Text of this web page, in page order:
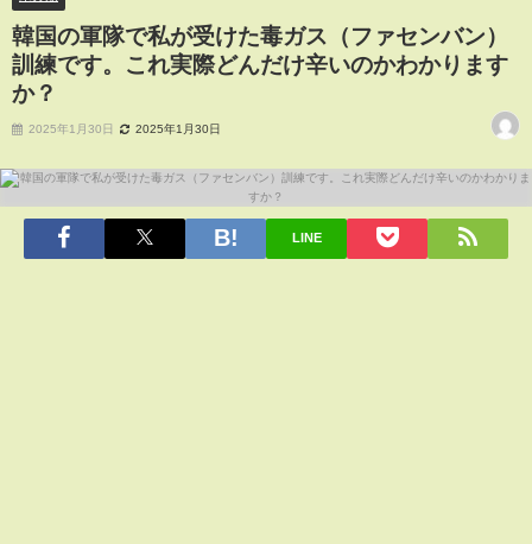
韓国の軍隊で私が受けた毒ガス（ファセンバン）
訓練です。これ実際どんだけ辛いのかわかります
か？
2025年1月30日 2025年1月30日
LINE